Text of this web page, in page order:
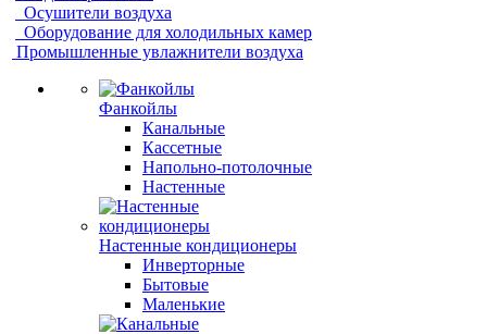
Осушители воздуха
Оборудование для холодильных камер
Промышленные увлажнители воздуха
Фанкойлы
Канальные
Кассетные
Напольно-потолочные
Настенные
Настенные кондиционеры
Инверторные
Бытовые
Маленькие